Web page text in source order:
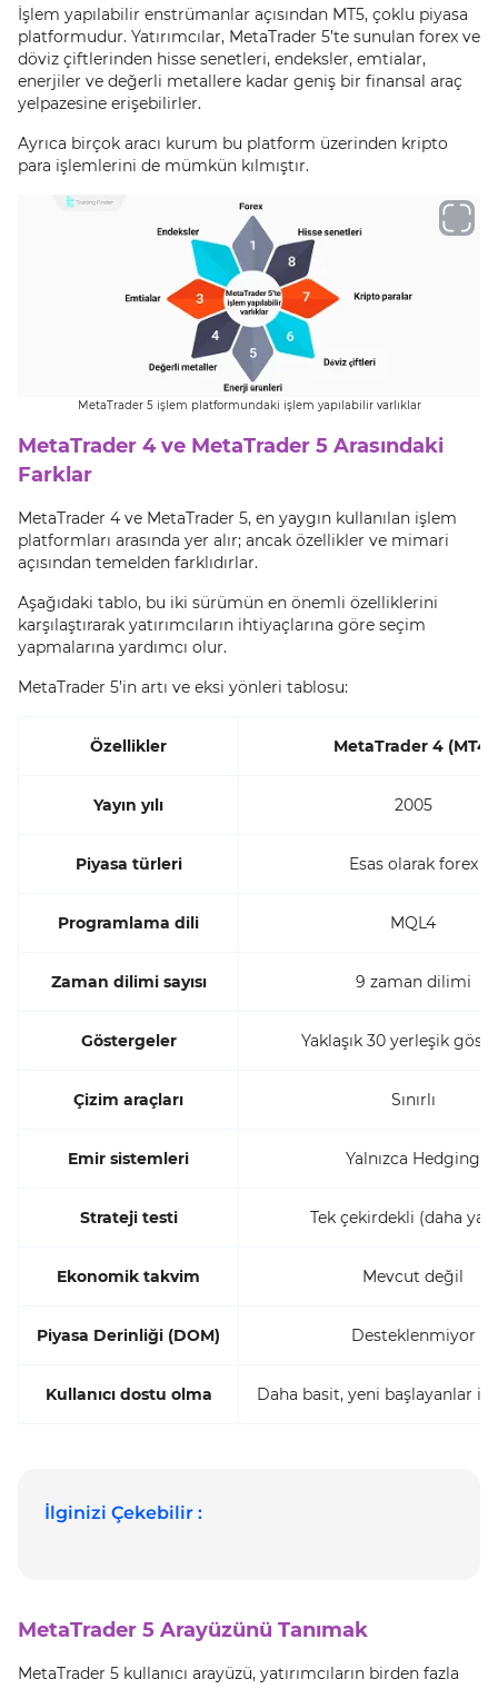
İşlem yapılabilir enstrümanlar açısından MT5, çoklu piyasa
platformudur. Yatırımcılar, MetaTrader 5’te sunulan forex ve
döviz çiftlerinden hisse senetleri, endeksler, emtialar,
enerjiler ve değerli metallere kadar geniş bir finansal araç
yelpazesine erişebilirler.
Ayrıca birçok aracı kurum bu platform üzerinden kripto
para işlemlerini de mümkün kılmıştır.
MetaTrader 5 işlem platformundaki işlem yapılabilir varlıklar
MetaTrader 4 ve MetaTrader 5 Arasındaki
Farklar
MetaTrader 4 ve MetaTrader 5, en yaygın kullanılan işlem
platformları arasında yer alır; ancak özellikler ve mimari
açısından temelden farklıdırlar.
Aşağıdaki tablo, bu iki sürümün en önemli özelliklerini
karşılaştırarak yatırımcıların ihtiyaçlarına göre seçim
yapmalarına yardımcı olur.
MetaTrader 5’in artı ve eksi yönleri tablosu:
Özellikler MetaTrader 4 (MT4)
Yayın yılı 2005
Piyasa türleri Esas olarak forex
Programlama dili MQL4
Zaman dilimi sayısı 9 zaman dilimi
Göstergeler Yaklaşık 30 yerleşik
Çizim araçları Sınırlı
Emir sistemleri Yalnızca Hedging
Strateji testi Tek çekirdekli (daha
Ekonomik takvim Mevcut değil
Piyasa Derinliği (DOM) Desteklenmiyor
Kullanıcı dostu olma Daha basit, yeni başlayanlar
İlginizi Çekebilir :
MetaTrader 5 Arayüzünü Tanımak
MetaTrader 5 kullanıcı arayüzü, yatırımcıların birden fazla